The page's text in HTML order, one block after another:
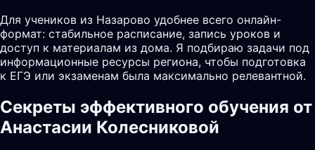
Для учеников из Назарово удобнее всего онлайн-
формат: стабильное расписание, запись уроков и
доступ к материалам из дома. Я подбираю задачи под
информационные ресурсы региона, чтобы подготовка
к ЕГЭ или экзаменам была максимально релевантной.
Секреты эффективного обучения от
Анастасии Колесниковой